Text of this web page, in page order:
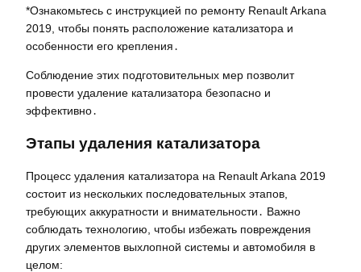
*Ознакомьтесь с инструкцией по ремонту Renault Arkana
2019, чтобы понять расположение катализатора и
особенности его крепления․
Соблюдение этих подготовительных мер позволит
провести удаление катализатора безопасно и
эффективно․
Этапы удаления катализатора
Процесс удаления катализатора на Renault Arkana 2019
состоит из нескольких последовательных этапов,
требующих аккуратности и внимательности․ Важно
соблюдать технологию, чтобы избежать повреждения
других элементов выхлопной системы и автомобиля в
целом: